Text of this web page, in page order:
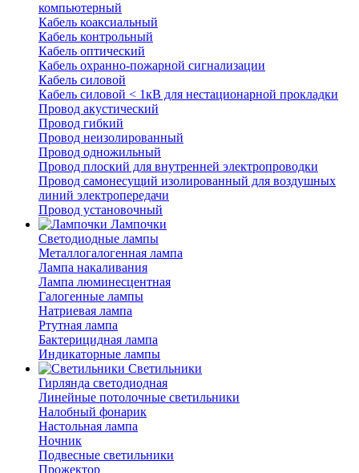
компьютерный
Кабель коаксиальный
Кабель контрольный
Кабель оптический
Кабель охранно-пожарной сигнализации
Кабель силовой
Кабель силовой < 1кВ для нестационарной прокладки
Провод акустический
Провод гибкий
Провод неизолированный
Провод одножильный
Провод плоский для внутренней электропроводки
Провод самонесущий изолированный для воздушных
линий электропередачи
Провод установочный
Лампочки
Светодиодные лампы
Металлогалогенная лампа
Лампа накаливания
Лампа люминесцентная
Галогенные лампы
Натриевая лампа
Ртутная лампа
Бактерицидная лампа
Индикаторные лампы
Светильники
Гирлянда светодиодная
Линейные потолочные светильники
Налобный фонарик
Настольная лампа
Ночник
Подвесные светильники
Прожектор